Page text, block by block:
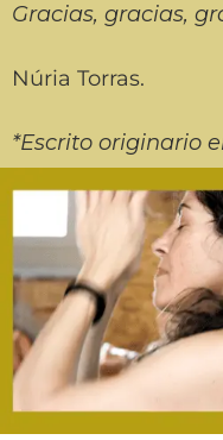
Gracias, gracias,
Núria Torras.
*Escrito originario